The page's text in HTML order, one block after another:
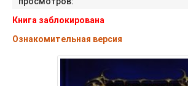
Книга заблокирована
Ознакомительная версия